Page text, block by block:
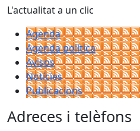
L'actualitat a un clic
Agenda
Agenda política
Avisos
Notícies
Publicacions
Adreces i telèfons